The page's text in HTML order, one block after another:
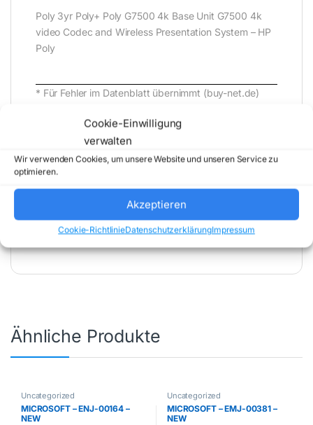
Cookie-Einwilligung
verwalten
Wir verwenden Cookies, um unsere Website und unseren Service zu
optimieren.
Akzeptieren
Cookie-RichtlinieDatenschutzerklärungImpressum
Poly 3yr Poly+ Poly G7500 4k Base Unit G7500 4k
video Codec and Wireless Presentation System – HP
Poly
* Für Fehler im Datenblatt übernimmt (buy-net.de)
202608081200 )
Artikelnummer:P85860312
Kategorie:
Ähnliche Produkte
Uncategorized
MICROSOFT – ENJ-00164 –
NEW
Uncategorized
MICROSOFT – EMJ-00381 –
NEW